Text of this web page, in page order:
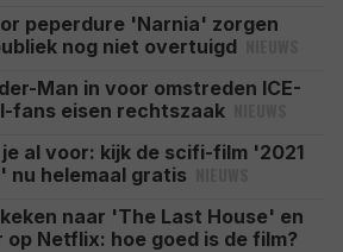
peperdure 'Narnia' zorgen
nog niet overtuigd
Man in voor omstreden ICE-
fans eisen rechtszaak
al voor: kijk de scifi-film '2021
nu helemaal gratis
naar 'The Last House' en
Netflix: hoe goed is de film?